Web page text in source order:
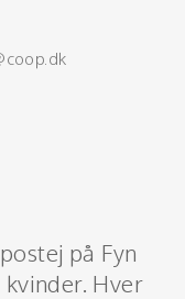
på Fyn
Hver